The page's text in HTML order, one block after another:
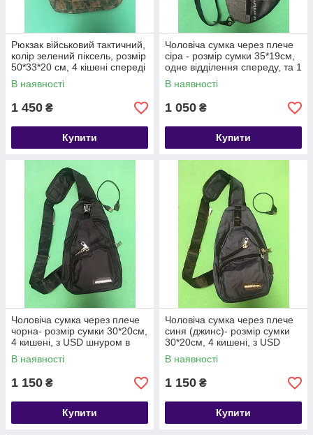
Рюкзак військовий тактичний,
колір зелений піксель, розмір
50*33*20 см, 4 кішені спереді
та 2 бокових, чоловічий
рюкзак, жіночій
В наявності
1 450 ₴
Купити
Чоловіча сумка через плече
сіра - розмір сумки 35*19см,
одне відділення спереду, та 1
бокові кішені
В наявності
1 050 ₴
Купити
Чоловіча сумка через плече
чорна- розмір сумки 30*20см,
4 кишені, з USD шнуром в
комплекті
В наявності
1 150 ₴
Купити
Чоловіча сумка через плече
синя (джинс)- розмір сумки
30*20см, 4 кишені, з USD
шнуром в комплекті
В наявності
1 150 ₴
Купити